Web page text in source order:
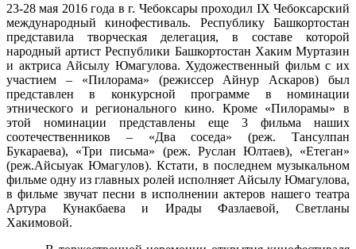
23-28 мая 2016 года в г. Чебоксары проходил IX Чебоксарский
международный кинофестиваль. Республику Башкортостан
представила творческая делегация, в составе которой
народный артист Республики Башкортостан Хаким Муртазин
и актриса Айсылу Юмагулова. Художественный фильм с их
участием – «Пилорама» (режиссер Айнур Аскаров) был
представлен в конкурсной программе в номинации
этнического и регионального кино. Кроме «Пилорамы» в
этой номинации представлены еще 3 фильма наших
соотечественников – «Два соседа» (реж. Тансулпан
Букараева), «Три письма» (реж. Руслан Юлтаев), «Етеган»
(реж.Айсыуак Юмагулов). Кстати, в последнем музыкальном
фильме одну из главных ролей исполняет Айсылу Юмагулова,
в фильме звучат песни в исполнении актеров нашего театра
Артура Кунакбаева и Ирады Фазлаевой, Светланы
Хакимовой.